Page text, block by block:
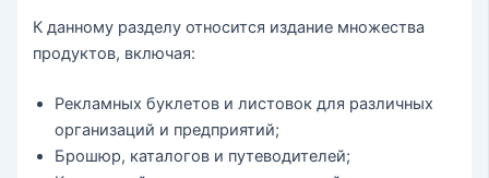
К данному разделу относится издание множества
продуктов, включая:
Рекламных буклетов и листовок для различных
организаций и предприятий;
Брошюр, каталогов и путеводителей;